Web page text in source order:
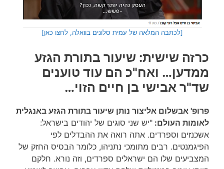
[לכתבה המלאה של עמית סלונים בוואלה, לחצו כאן]
כרזה שישית: שיעור בתורת הגזע
ממדען… ואח"כ הם עוד טוענים
שד"ר אבישי בן חיים הזוי…
פרופ' אבשלום אליצור נותן שיעור בתורת הגזע באנגלית
לאומות העולם: "יש שני סוגים של יהודים בישראל:
אשכנזים וספרדים. אתה רואה את ההבדלים לפי
הפיגמנטים. רבים מתומכי נתניהו, כלומר הבסיס החזק של
המצביעים שלו הם ישראלים ספרדים, וזה נורא. חלקם